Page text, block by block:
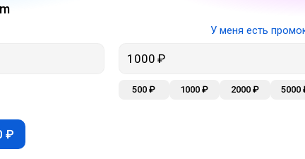
У меня есть
500 ₽ 1000 ₽ 2000 ₽ 5000
₽